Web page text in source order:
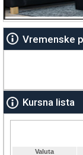
Vremenske
Kursna lista